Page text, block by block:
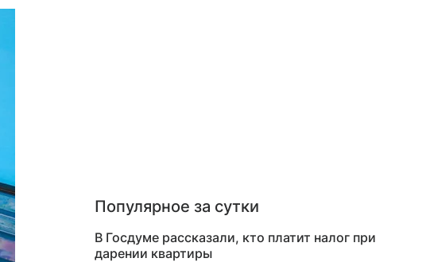
Популярное за сутки
В Госдуме рассказали, кто платит налог при
дарении квартиры